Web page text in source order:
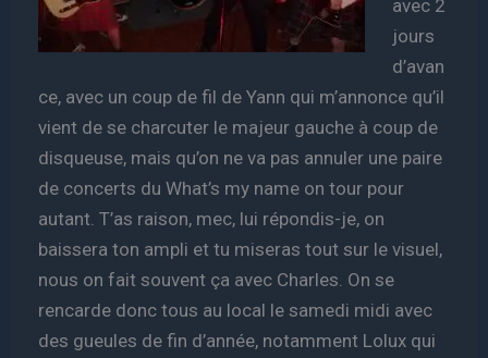
avec 2
jours
d’avan
ce, avec un coup de fil de Yann qui m’annonce qu’il
vient de se charcuter le majeur gauche à coup de
disqueuse, mais qu’on ne va pas annuler une paire
de concerts du What’s my name on tour pour
autant. T’as raison, mec, lui répondis-je, on
baissera ton ampli et tu miseras tout sur le visuel,
nous on fait souvent ça avec Charles. On se
rencarde donc tous au local le samedi midi avec
des gueules de fin d’année, notamment Lolux qui